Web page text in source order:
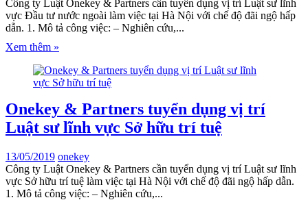
Công ty Luật Onekey & Partners cần tuyển dụng vị trí Luật sư lĩnh
vực Đầu tư nước ngoài làm việc tại Hà Nội với chế độ đãi ngộ hấp
dẫn. 1. Mô tả công việc: – Nghiên cứu,...
Xem thêm »
Onekey & Partners tuyển dụng vị trí
Luật sư lĩnh vực Sở hữu trí tuệ
13/05/2019 onekey
Công ty Luật Onekey & Partners cần tuyển dụng vị trí Luật sư lĩnh
vực Sở hữu trí tuệ làm việc tại Hà Nội với chế độ đãi ngộ hấp dẫn.
1. Mô tả công việc: – Nghiên cứu,...